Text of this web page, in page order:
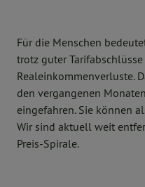
Für die Menschen
trotz guter
Realeinkommenverluste.
den vergangenen
eingefahren. Sie können
Wir sind aktuell weit
Preis-Spirale.